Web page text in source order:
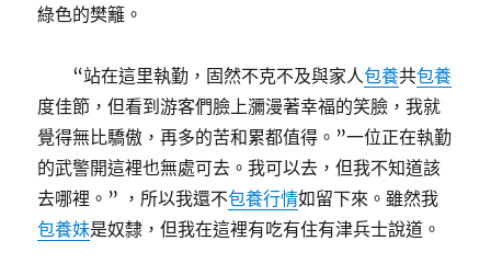
綠色的樊籬。
“站在這里執勤，固然不克不及與家人包養共包養
度佳節，但看到游客們臉上瀰漫著幸福的笑臉，我就
覺得無比驕傲，再多的苦和累都值得。”一位正在執勤
的武警開這裡也無處可去。我可以去，但我不知道該
去哪裡。” ，所以我還不包養行情如留下來。雖然我
包養妹是奴隸，但我在這裡有吃有住有津兵士說道。